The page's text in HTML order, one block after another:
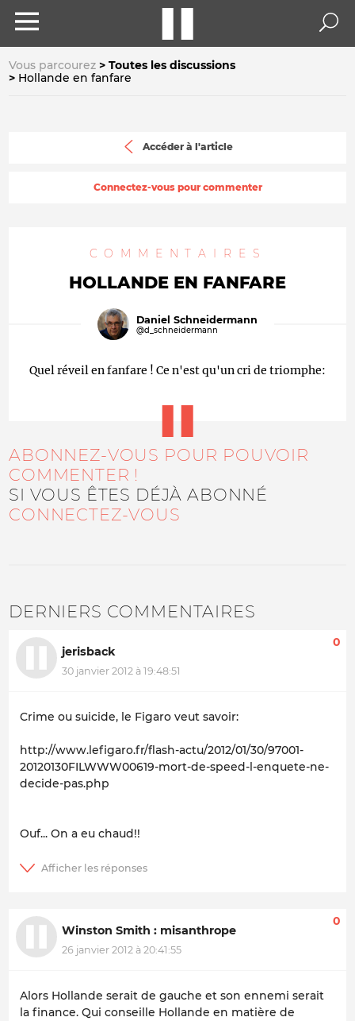
Vous parcourez
Toutes les discussions
Hollande en fanfare
Accéder à l'article
Connectez-vous pour commenter
COMMENTAIRES
HOLLANDE EN FANFARE
Daniel Schneidermann
@d_schneidermann
Quel réveil en fanfare ! Ce n'est qu'un cri de triomphe:
ABONNEZ-VOUS POUR POUVOIR
COMMENTER !
SI VOUS ÊTES DÉJÀ ABONNÉ
CONNECTEZ-VOUS
DERNIERS COMMENTAIRES
jerisback
30 janvier 2012 à 19:48:51
0
Crime ou suicide, le Figaro veut savoir:
http://www.lefigaro.fr/flash-actu/2012/01/30/97001-
20120130FILWWW00619-mort-de-speed-l-enquete-ne-
decide-pas.php
Ouf... On a eu chaud!!
Winston Smith : misanthrope
26 janvier 2012 à 20:41:55
0
Alors Hollande serait de gauche et son ennemi serait
la finance. Qui conseille Hollande en matière de